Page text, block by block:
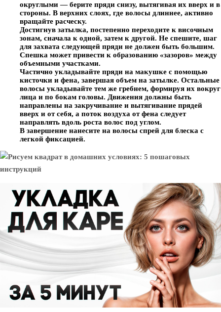
округлыми — берите пряди снизу, вытягивая их вверх и в
стороны. В верхних слоях, где волосы длиннее, активно
вращайте расческу.
Достигнув затылка, постепенно переходите к височным
зонам, сначала к одной, затем к другой. Не спешите, шаг
для захвата следующей пряди не должен быть большим.
Спешка может привести к образованию «зазоров» между
объемными участками.
Частично укладывайте пряди на макушке с помощью
кисточки и фена, завершая объем на затылке. Остальные
волосы укладывайте тем же гребнем, формируя их вокруг
лица и по бокам головы. Движения должны быть
направлены на закручивание и вытягивание прядей
вверх и от себя, а поток воздуха от фена следует
направлять вдоль роста волос под углом.
В завершение нанесите на волосы спрей для блеска с
легкой фиксацией.